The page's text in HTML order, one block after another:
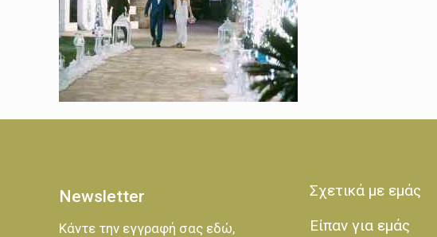
Newsletter
Κάντε την εγγραφή σας εδώ,
Σχετικά με εμάς
Είπαν για εμάς